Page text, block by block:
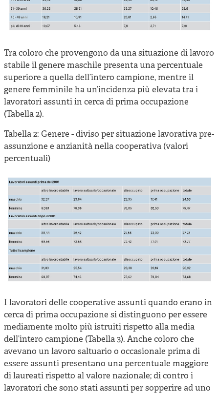
Tra coloro che provengono da una situazione di lavoro
stabile il genere maschile presenta una percentuale
superiore a quella dell’intero campione, mentre il
genere femminile ha un’incidenza più elevata tra i
lavoratori assunti in cerca di prima occupazione
(Tabella 2).
Tabella 2: Genere - diviso per situazione lavorativa pre-
assunzione e anzianità nella cooperativa (valori
percentuali)
I lavoratori delle cooperative assunti quando erano in
cerca di prima occupazione si distinguono per essere
mediamente molto più istruiti rispetto alla media
dell’intero campione (Tabella 3). Anche coloro che
avevano un lavoro saltuario o occasionale prima di
essere assunti presentano una percentuale maggiore
di laureati rispetto al valore nazionale; di contro i
lavoratori che sono stati assunti per sopperire ad uno